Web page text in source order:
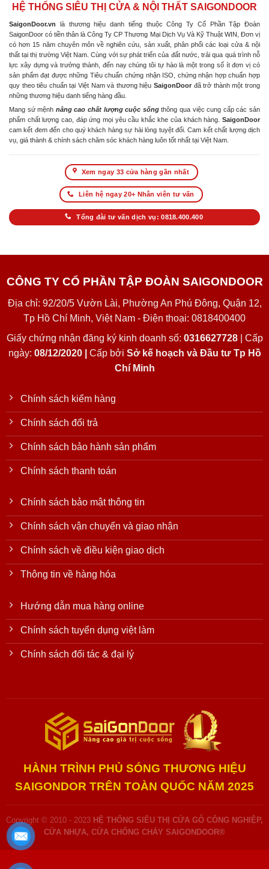
HỆ THỐNG SIÊU THỊ CỬA & NỘI THẤT SAIGONDOOR
SaigonDoor.vn là thương hiệu danh tiếng thuộc Công Ty Cổ Phần Tập Đoàn
SaigonDoor có tiền thân là Công Ty CP Thương Mại Dịch Vụ Và Kỹ Thuật WIN, Đơn vị
có hơn 15 năm chuyên môn về nghiên cứu, sản xuất, phân phối các loại cửa & nội
thất tại thị trường Việt Nam. Cùng với sự phát triển của đất nước, trải qua quá trình nỗ
lực xây dựng và trưởng thành, đến nay chúng tôi tự hào là một trong số ít đơn vị có
sản phẩm đạt được những Tiêu chuẩn chứng nhận ISO, chứng nhận hợp chuẩn hợp
quy theo tiêu chuẩn tại Việt Nam và thương hiệu SaigonDoor đã trở thành một trong
những thương hiệu danh tiếng hàng đầu.
Mang sứ mệnh nâng cao chất lượng cuộc sốngthông qua việc cung cấp các sản
phẩm chất lượng cao, đáp ứng mọi yêu cầu khắc khe của khách hàng. SaigonDoor
cam kết đem đến cho quý khách hàng sự hài lòng tuyệt đối. Cam kết chất lượng dịch
vụ, giá thành & chính sách chăm sóc khách hàng luôn tốt nhất tại Việt Nam.
Xem ngay 33 cửa hàng gần nhất
Liên hệ ngay 20+ Nhân viên tư vấn
Tổng đài tư vấn dịch vụ: 0818.400.400
CÔNG TY CỔ PHẦN TẬP ĐOÀN SAIGONDOOR
Địa chỉ: 92/20/5 Vườn Lài, Phường An Phú Đông, Quận 12,
Tp Hồ Chí Minh, Việt Nam - Điện thoại: 0818400400
Giấy chứng nhận đăng ký kinh doanh số: 0316627728| Cấp
ngày: 08/12/2020 | Cấp bởi Sở kế hoạch và Đầu tư Tp Hồ
Chí Minh
Chính sách kiểm hàng
Chính sách đổi trả
Chính sách bảo hành sản phẩm
Chính sách thanh toán
Chính sách bảo mật thông tin
Chính sách vận chuyển và giao nhận
Chính sách về điều kiện giao dịch
Thông tin về hàng hóa
Hướng dẫn mua hàng online
Chính sách tuyển dụng việt làm
Chính sách đối tác & đại lý
HÀNH TRÌNH PHỦ SÓNG THƯƠNG HIỆU
SAIGONDOR TRÊN TOÀN QUỐC NĂM 2025
Copyright © 2010 - 2023 HỆ THỐNG SIÊU THỊ CỬA GỖ CÔNG NGHIỆP,
CỬA NHỰA, CỬA CHỐNG CHÁY SAIGONDOOR®